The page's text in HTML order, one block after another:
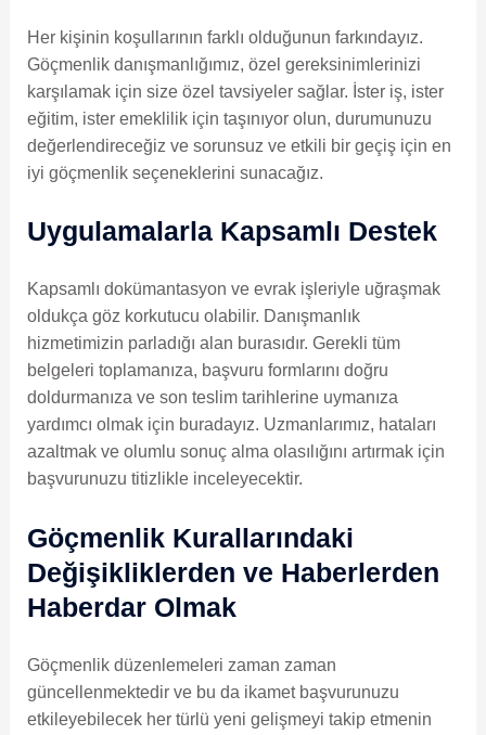
Her kişinin koşullarının farklı olduğunun farkındayız.
Göçmenlik danışmanlığımız, özel gereksinimlerinizi
karşılamak için size özel tavsiyeler sağlar. İster iş, ister
eğitim, ister emeklilik için taşınıyor olun, durumunuzu
değerlendireceğiz ve sorunsuz ve etkili bir geçiş için en
iyi göçmenlik seçeneklerini sunacağız.
Uygulamalarla Kapsamlı Destek
Kapsamlı dokümantasyon ve evrak işleriyle uğraşmak
oldukça göz korkutucu olabilir. Danışmanlık
hizmetimizin parladığı alan burasıdır. Gerekli tüm
belgeleri toplamanıza, başvuru formlarını doğru
doldurmanıza ve son teslim tarihlerine uymanıza
yardımcı olmak için buradayız. Uzmanlarımız, hataları
azaltmak ve olumlu sonuç alma olasılığını artırmak için
başvurunuzu titizlikle inceleyecektir.
Göçmenlik Kurallarındaki
Değişikliklerden ve Haberlerden
Haberdar Olmak
Göçmenlik düzenlemeleri zaman zaman
güncellenmektedir ve bu da ikamet başvurunuzu
etkileyebilecek her türlü yeni gelişmeyi takip etmenin